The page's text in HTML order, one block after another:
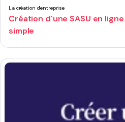
La création d'entreprise
Création d'une SASU en
simple